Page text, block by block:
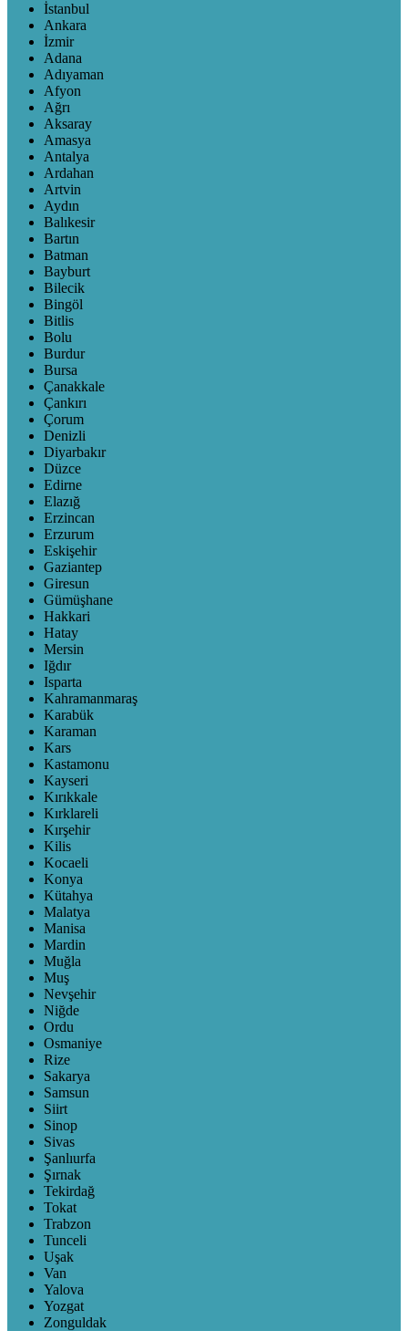
İstanbul
Ankara
İzmir
Adana
Adıyaman
Afyon
Ağrı
Aksaray
Amasya
Antalya
Ardahan
Artvin
Aydın
Balıkesir
Bartın
Batman
Bayburt
Bilecik
Bingöl
Bitlis
Bolu
Burdur
Bursa
Çanakkale
Çankırı
Çorum
Denizli
Diyarbakır
Düzce
Edirne
Elazığ
Erzincan
Erzurum
Eskişehir
Gaziantep
Giresun
Gümüşhane
Hakkari
Hatay
Mersin
Iğdır
Isparta
Kahramanmaraş
Karabük
Karaman
Kars
Kastamonu
Kayseri
Kırıkkale
Kırklareli
Kırşehir
Kilis
Kocaeli
Konya
Kütahya
Malatya
Manisa
Mardin
Muğla
Muş
Nevşehir
Niğde
Ordu
Osmaniye
Rize
Sakarya
Samsun
Siirt
Sinop
Sivas
Şanlıurfa
Şırnak
Tekirdağ
Tokat
Trabzon
Tunceli
Uşak
Van
Yalova
Yozgat
Zonguldak